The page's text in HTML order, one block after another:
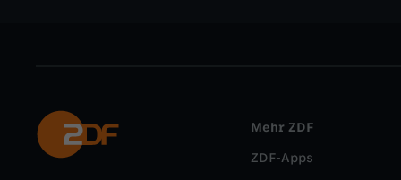
Mehr ZDF
ZDF-Apps